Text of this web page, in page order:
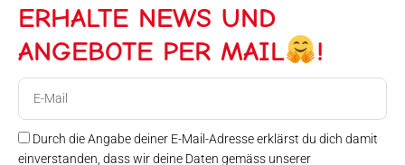
ERHALTE NEWS UND
ANGEBOTE PER MAIL
!
Durch die Angabe deiner E-Mail-Adresse erklärst du dich damit
einverstanden, dass wir deine Daten gemäss unserer